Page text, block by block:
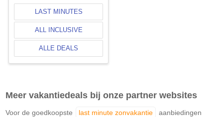
LAST MINUTES
ALL INCLUSIVE
ALLE DEALS
Meer vakantiedeals bij onze partner websites
Voor de goedkoopste last minute zonvakantie
aanbiedingen